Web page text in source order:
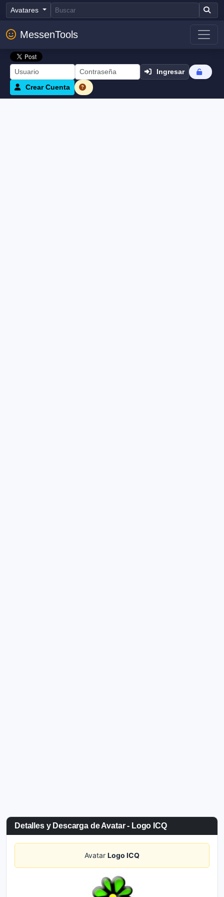
Avatares
MessenTools
Ingresar
Crear Cuenta
Detalles y Descarga de Avatar - Logo ICQ
Avatar Logo ICQ